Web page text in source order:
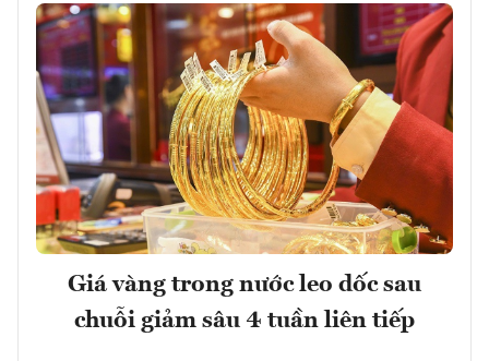
Giá vàng trong nước leo dốc sau
chuỗi giảm sâu 4 tuần liên tiếp